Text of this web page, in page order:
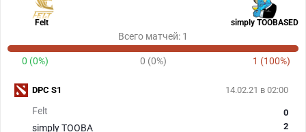
Felt simply TOOBASED
Всего матчей: 1
0 (0%) 0 (0%) 1 (100%)
14.02.21 в 02:00
Felt
simply TOOBA
0
2
DPC S1